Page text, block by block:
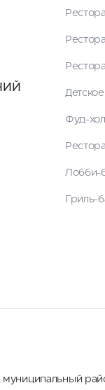
Фуд-
Лобби-
Гриль-
муниципальный